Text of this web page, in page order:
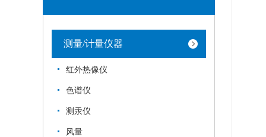
测量/计量仪器
红外热像仪
色谱仪
测汞仪
风量